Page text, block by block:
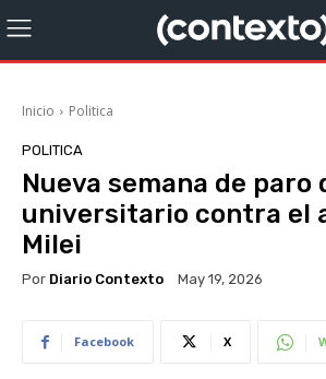
Inicio Politica
POLITICA
Nueva semana de paro
universitario contra el
Milei
Por Diario Contexto May 19, 2026
Facebook X